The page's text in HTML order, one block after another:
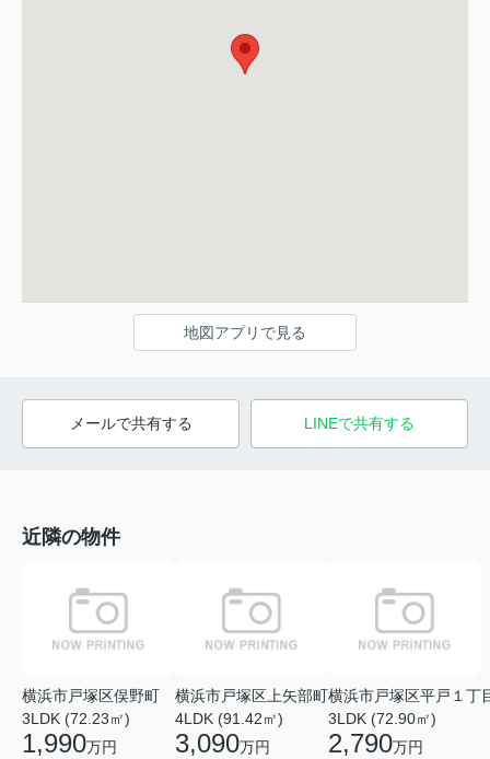
地図アプリで見る
メールで共有する LINEで共有する
近隣の物件
横浜市戸塚区俣野町
3LDK (72.23㎡)
1,990万円
横浜市戸塚区上矢部町
4LDK (91.42㎡)
3,090万円
横浜市戸塚区平戸１丁
3LDK (72.90㎡)
2,790万円